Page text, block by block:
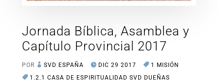
Jornada Bíblica, Asamblea y
Capítulo Provincial 2017
POR SVD ESPAÑA DIC 29 2017
1 MISIÓN
1.2.1 CASA DE ESPIRITUALIDAD SVD DUEÑAS